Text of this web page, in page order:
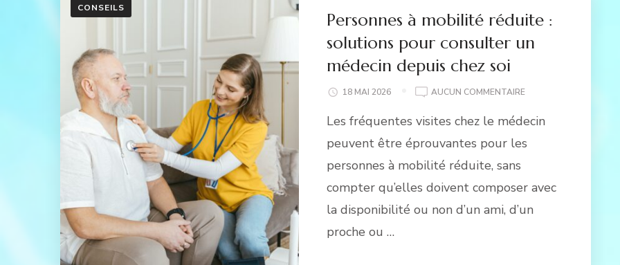
CONSEILS
Personnes à mobilité réduite :
solutions pour consulter un
médecin depuis chez soi
18 MAI 2026 AUCUN COMMENTAIREPERSONNES
MOBILITÉ
:
CONSULTER
UN
Les fréquentes visites chez le médecin
peuvent être éprouvantes pour les
personnes à mobilité réduite, sans
compter qu’elles doivent composer avec
la disponibilité ou non d’un ami, d’un
proche ou …